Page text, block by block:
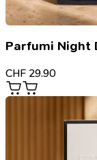
Parfumi Night
CHF 29.90